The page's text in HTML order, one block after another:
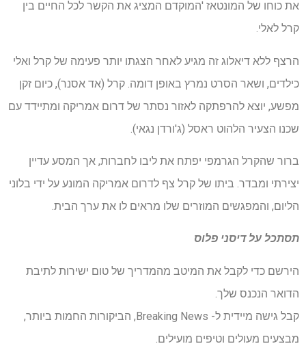
את כוחו של המונטאז 'המוקדם המציג את הקשר לכל החיים בין
קרל לאלי.
הרצף ללא דיאלוג זה מגיע לאחר הצגתו יותר פעימה של קרל ואלי
כילדים, ושאר הסרט נמרץ באופן דומה. קרל (אד אסנר), כיום זקן
מפשע, יוצא להרפתקה לאזור נסתר של דרום אמריקה ומתיידד עם
שכנו הצעיר הלהוט ראסל (ג'ורדן נגאי).
ברור שהקרל הגרמפי יפתח את ליבו לחברות, אך המסע עדיין
יצירתי ומבדר. ביתו של קרל צף לדרום אמריקה המונע על ידי בלוני
הליום, והמפגשים המוזרים שלו מראים לו את ערך הבית.
תסתכל עלדיסני פלוס
הירשם כדי לקבל את המיטב מהמדריך של טום ישירות לתיבת
הדואר הנכנס שלך.
קבל גישה מיידית ל- Breaking News, הביקורות החמות ביותר,
מבצעים מעולים וטיפים מועילים.